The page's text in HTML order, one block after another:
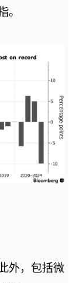
。
外，包括微